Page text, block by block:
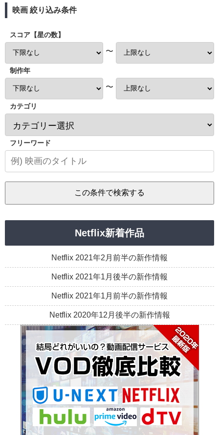
映画 絞り込み条件
スコア【星の数】
〜
制作年
〜
カテゴリ
フリーワード
Netflix新着作品
Netflix 2021年2月前半の新作情報
Netflix 2021年1月後半の新作情報
Netflix 2021年1月前半の新作情報
Netflix 2020年12月後半の新作情報